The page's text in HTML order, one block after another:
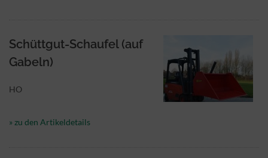
Schüttgut-Schaufel (auf
Gabeln)
HO
» zu den Artikeldetails